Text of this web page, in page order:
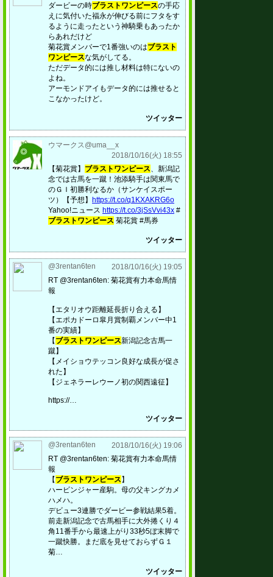
ダービーの時ブラストワンピースの手応
えに気付いた福永が伸びる前にフタをす
るように走ったという神騎乗もあったか
らあれだけど
菊花賞メンバーで1番強いのはブラスト
ワンピースな気がしてる。
ただデータ的には推し材料は特にないの
よね。
アーモンドアイもデータ的には推せると
こなかったけど。
ツイッター
ウマークス@uma__x
2018/10/16(火) 18:55
【菊花賞】 ブラストワンピース、新潟記
念では古馬を一蹴！池添騎手は関東馬で
のＧＩ初勝利なるか（サンケイスポー
ツ）【予想】 https://t.co/q1KXAKRG6o
Yahoo!ニュース https://t.co/3jSsVvi43x #
ブラストワンピース 菊花賞 #馬券
ツイッター
@3rentan6ten
2018/10/16(火) 19:05
RT @3rentan6ten: 菊花賞有力本命馬情
報
【エタリオウ距離延長折り合える】
【エポカドーロ皐月賞制覇メンバー中1
番の実績】
【 ブラストワンピース新潟記念古馬一
蹴】
【メイショウテッコン良好な成長が促さ
れた】
【ジェネラーレウーノ初の関西遠征】
https://…
ツイッター
@3rentan6ten
2018/10/16(火) 19:06
RT @3rentan6ten: 菊花賞有力本命馬情
報
【 ブラストワンピース 】
ハービンジャー産駒。母の父キングカメ
ハメハ。
デビュー3連勝でダービー参戦結果5着。
前走新潟記念で古馬相手に大外捲くり４
角11番手から最速上がり33秒5ぼ末脚で
一蹴快勝。まだ底を見せておらずＧ１
菊…
ツイッター